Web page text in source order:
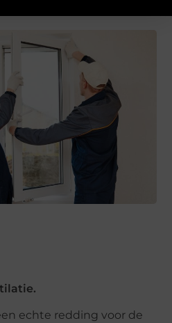
echte redding voor de